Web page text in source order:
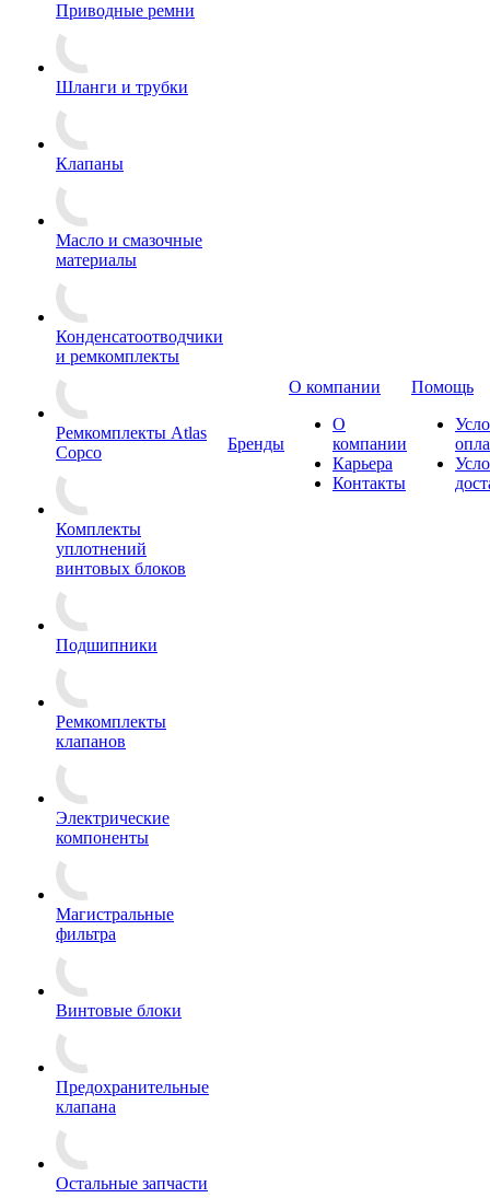
Приводные ремни
Шланги и трубки
Клапаны
Масло и смазочные
материалы
Конденсатоотводчики
и ремкомплекты
Ремкомплекты Atlas
Copco
Комплекты
уплотнений
винтовых блоков
Подшипники
Ремкомплекты
клапанов
Электрические
компоненты
Магистральные
фильтра
Винтовые блоки
Предохранительные
клапана
Остальные запчасти
Бренды
О компании
О
компании
Карьера
Контакты
Помощь